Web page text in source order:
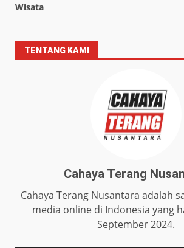
Wisata
TENTANG KAMI
Cahaya Terang
Cahaya Terang Nusantara adalah
media online di Indonesia yang
September 2024.